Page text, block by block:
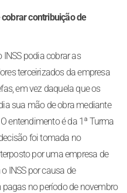
contribuição de
INSS podia cobrar as
terceirizados da empresa
em vez daquela que os
sua mão de obra mediante
entendimento é da 1ª Turma
foi tomada no
por uma empresa de
INSS por causa de
no período de novembro